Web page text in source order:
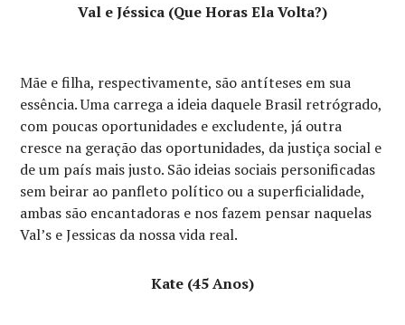
Val e Jéssica (Que Horas Ela Volta?)
Mãe e filha, respectivamente, são antíteses em sua
essência. Uma carrega a ideia daquele Brasil retrógrado,
com poucas oportunidades e excludente, já outra
cresce na geração das oportunidades, da justiça social e
de um país mais justo. São ideias sociais personificadas
sem beirar ao panfleto político ou a superficialidade,
ambas são encantadoras e nos fazem pensar naquelas
Val’s e Jessicas da nossa vida real.
Kate (45 Anos)